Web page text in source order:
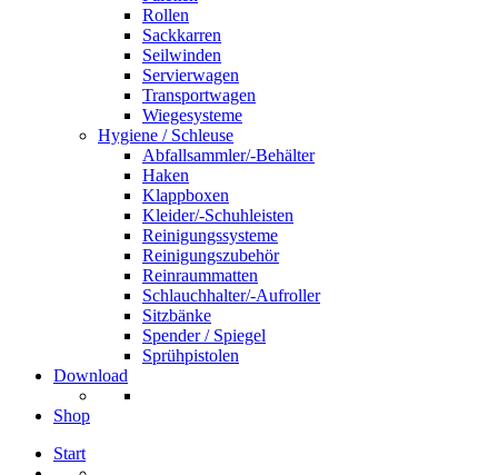
Rollen
Sackkarren
Seilwinden
Servierwagen
Transportwagen
Wiegesysteme
Hygiene / Schleuse
Abfallsammler/-Behälter
Haken
Klappboxen
Kleider/-Schuhleisten
Reinigungssysteme
Reinigungszubehör
Reinraummatten
Schlauchhalter/-Aufroller
Sitzbänke
Spender / Spiegel
Sprühpistolen
Download
Shop
Start